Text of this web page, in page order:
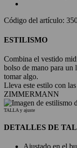
Código del artículo:
ESTILISMO
Combina el vestido
bolso de mano para un
tomar algo.
Lleva este estilo con las
ZIMMERMANN
TALLA y ajuste
DETALLES DE